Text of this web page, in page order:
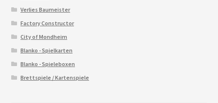
Verlies Baumeister
Factory Constructor
City of Mondheim
Blanko - Spielkarten
Blanko - Spieleboxen
Brettspiele / Kartenspiele